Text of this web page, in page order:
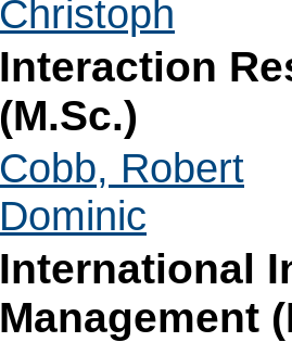
Christoph
Interaction
(M.Sc.)
Cobb, Robert
Dominic
International
Management